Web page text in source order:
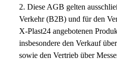
2. Diese AGB gelten
Verkehr (B2B) und für den
X-Plast24 angebotenen
insbesondere den Verkauf
sowie den Vertrieb über